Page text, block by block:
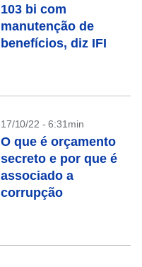
103 bi com
manutenção de
benefícios, diz IFI
17/10/22 - 6:31min
O que é orçamento
secreto e por que é
associado a
corrupção